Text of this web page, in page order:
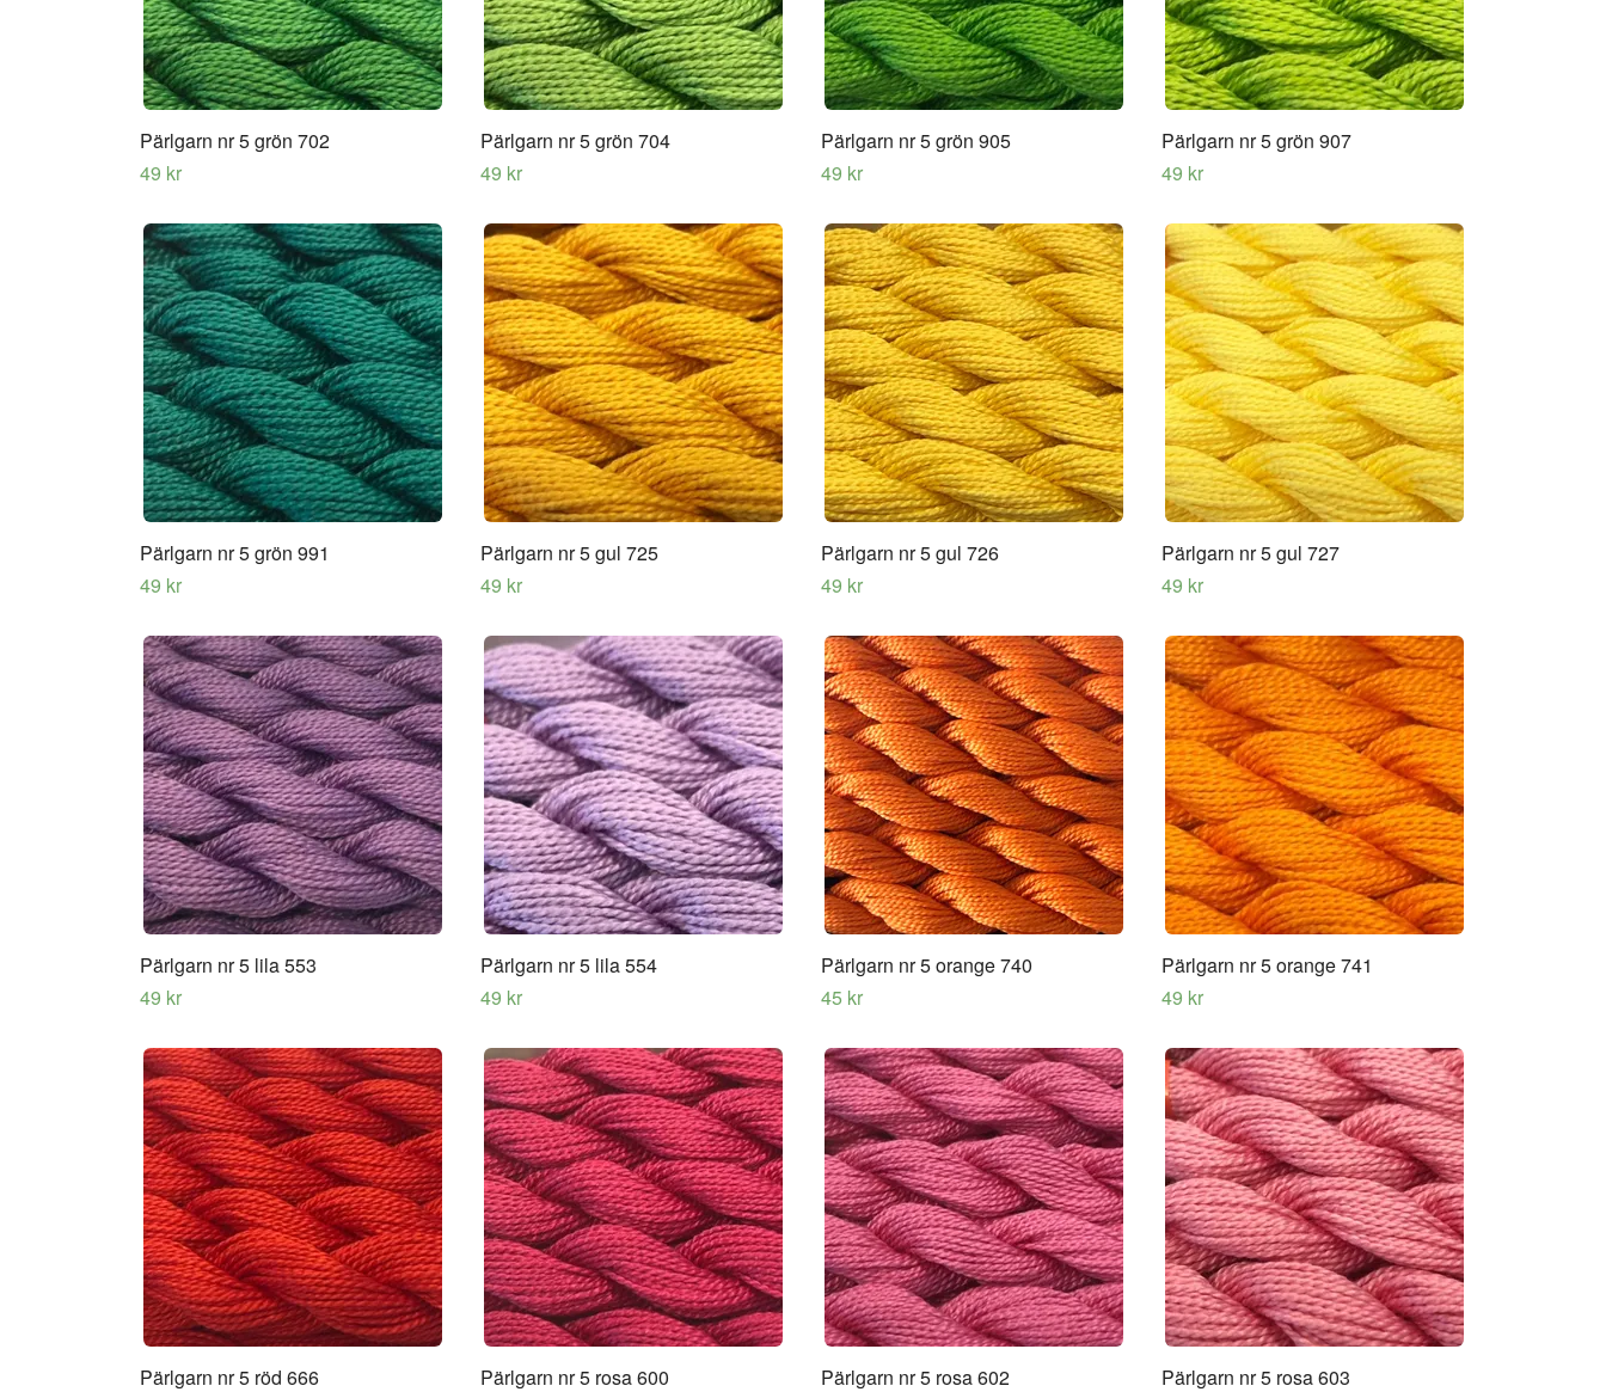
Pärlgarn nr 5 grön 702
49 kr
Pärlgarn nr 5 grön 704
49 kr
Pärlgarn nr 5 grön 905
49 kr
Pärlgarn nr 5 grön 907
49 kr
Pärlgarn nr 5 grön 991
49 kr
Pärlgarn nr 5 gul 725
49 kr
Pärlgarn nr 5 gul 726
49 kr
Pärlgarn nr 5 gul 727
49 kr
Pärlgarn nr 5 lila 553
49 kr
Pärlgarn nr 5 lila 554
49 kr
Pärlgarn nr 5 orange 740
45 kr
Pärlgarn nr 5 orange 741
49 kr
Pärlgarn nr 5 röd 666
Pärlgarn nr 5 rosa 600
Pärlgarn nr 5 rosa 602
Pärlgarn nr 5 rosa 603